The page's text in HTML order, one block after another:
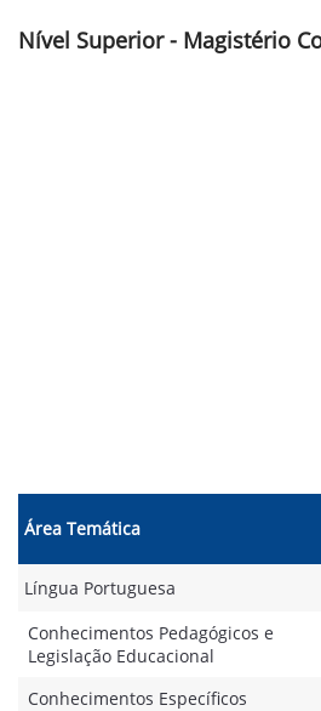
Nível Superior - Magistério
Área Temática
Língua Portuguesa
Conhecimentos Pedagógicos e
Legislação Educacional
Conhecimentos Específicos